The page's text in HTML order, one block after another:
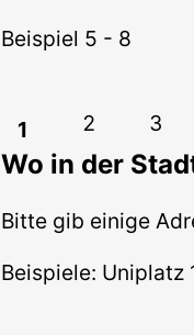
Beispiel 5 - 8
1 2 3
Wo in der
Bitte gib einige
Beispiele: Uniplatz